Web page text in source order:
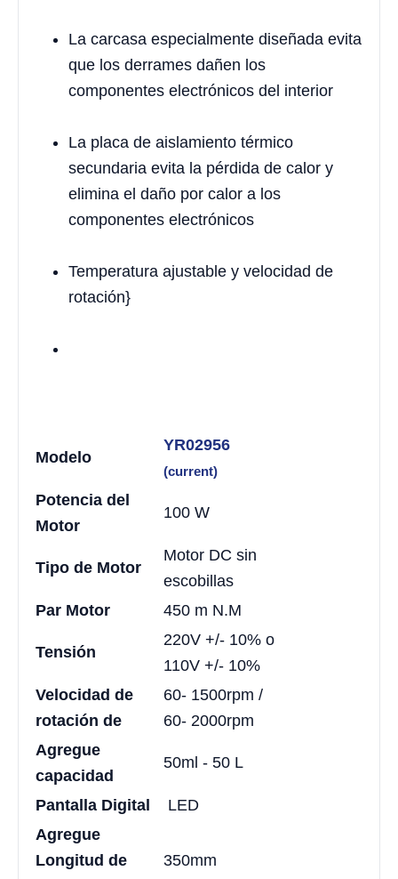
La carcasa especialmente diseñada evita
que los derrames dañen los
componentes electrónicos del interior
La placa de aislamiento térmico
secundaria evita la pérdida de calor y
elimina el daño por calor a los
componentes electrónicos
Temperatura ajustable y velocidad de
rotación}
Modelo
YR02956
(current)
Potencia del
Motor
100 W
Tipo de Motor
Motor DC sin
escobillas
Par Motor
450 m N.M
Tensión
220V +/- 10% o
110V +/- 10%
Velocidad de
rotación de
60- 1500rpm /
60- 2000rpm
Agregue
capacidad
50ml - 50 L
Pantalla Digital
LED
Agregue
Longitud de
350mm